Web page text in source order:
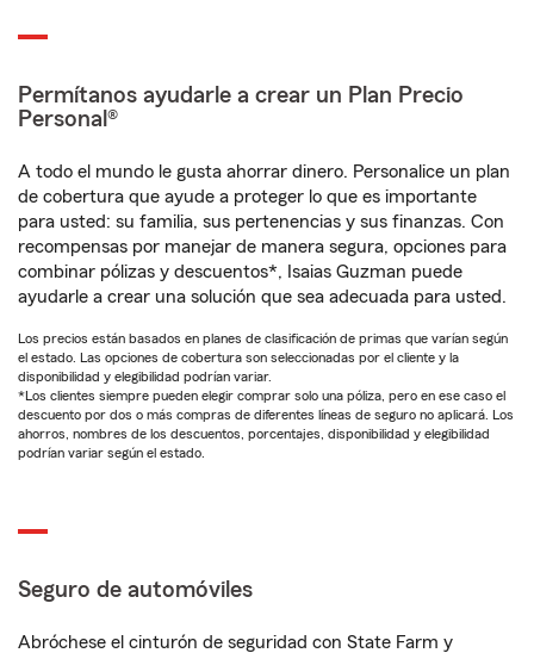
Permítanos ayudarle a crear un Plan Precio
Personal®
A todo el mundo le gusta ahorrar dinero. Personalice un plan
de cobertura que ayude a proteger lo que es importante
para usted: su familia, sus pertenencias y sus finanzas. Con
recompensas por manejar de manera segura, opciones para
combinar pólizas y descuentos*, Isaias Guzman puede
ayudarle a crear una solución que sea adecuada para usted.
Los precios están basados en planes de clasificación de primas que varían según
el estado. Las opciones de cobertura son seleccionadas por el cliente y la
disponibilidad y elegibilidad podrían variar.
*Los clientes siempre pueden elegir comprar solo una póliza, pero en ese caso el
descuento por dos o más compras de diferentes líneas de seguro no aplicará. Los
ahorros, nombres de los descuentos, porcentajes, disponibilidad y elegibilidad
podrían variar según el estado.
Seguro de automóviles
Abróchese el cinturón de seguridad con State Farm y